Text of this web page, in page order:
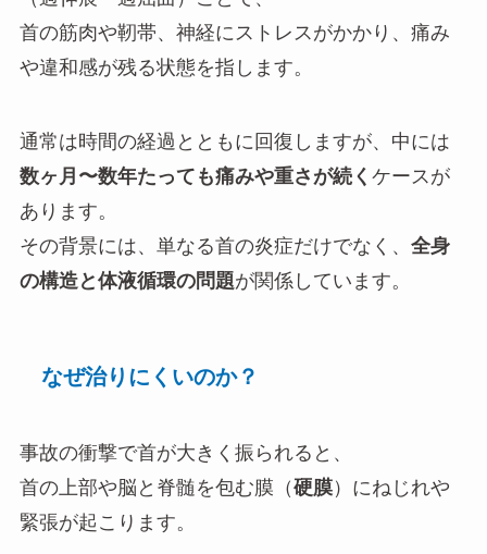
首の筋肉や靭帯、神経にストレスがかかり、痛み
や違和感が残る状態を指します。
通常は時間の経過とともに回復しますが、中には
数ヶ月〜数年たっても痛みや重さが続く ケースが
あります。
その背景には、単なる首の炎症だけでなく、 全身
の構造と体液循環の問題が関係しています。
なぜ治りにくいのか？
事故の衝撃で首が大きく振られると、
首の上部や脳と脊髄を包む膜（硬膜）にねじれや
緊張が起こります。